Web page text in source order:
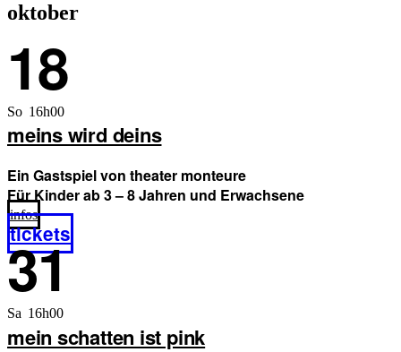
oktober
18
So 16h00
meins wird deins
Ein Gastspiel von theater monteure
Für Kinder ab 3 – 8 Jahren und Erwachsene
infos
tickets
31
Sa 16h00
mein schatten ist pink